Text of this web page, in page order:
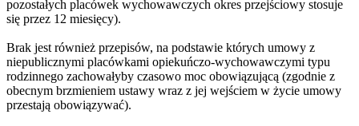
pozostałych placówek wychowawczych okres przejściowy stosuje
się przez 12 miesięcy).
Brak jest również przepisów, na podstawie których umowy z
niepublicznymi placówkami opiekuńczo-wychowawczymi typu
rodzinnego zachowałyby czasowo moc obowiązującą (zgodnie z
obecnym brzmieniem ustawy wraz z jej wejściem w życie umowy
przestają obowiązywać).